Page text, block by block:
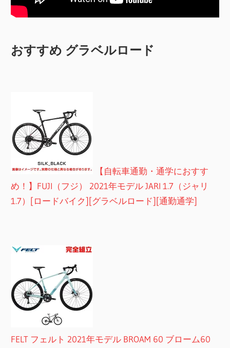
おすすめ グラベルロード
【自転車通勤・通学におすす
め！】FUJI（フジ） 2021年モデル JARI 1.7（ジャリ
1.7）[ロードバイク][グラベルロード][通勤通学]
FELT フェルト 2021年モデル BROAM 60 ブローム60